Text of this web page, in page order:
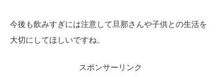
今後も飲みすぎには注意して旦那さんや子供との生活を
大切にしてほしいですね。
スポンサーリンク